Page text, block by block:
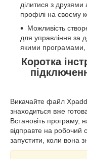
ділитися з друзями
профілі на своєму
Можливість
для управління за
якими
Коротка
Викачайте файл
знаходиться вже
Встановіть програму,
відправте на робочий
запустити, коли вона